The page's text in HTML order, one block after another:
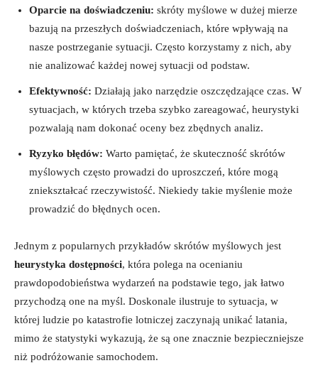
Oparcie na doświadczeniu: skróty myślowe w dużej mierze
bazują na przeszłych doświadczeniach, które wpływają na
nasze postrzeganie sytuacji. Często korzystamy z nich, aby
nie analizować każdej nowej sytuacji od podstaw.
Efektywność: Działają jako narzędzie oszczędzające czas. W
sytuacjach, w których trzeba szybko zareagować, heurystyki
pozwalają nam dokonać oceny bez zbędnych analiz.
Ryzyko błędów: Warto pamiętać, że skuteczność skrótów
myślowych często prowadzi do uproszczeń, które mogą
zniekształcać rzeczywistość. Niekiedy takie myślenie może
prowadzić do błędnych ocen.
Jednym z popularnych przykładów skrótów myślowych jest
heurystyka dostępności, która polega na ocenianiu
prawdopodobieństwa wydarzeń na podstawie tego, jak łatwo
przychodzą one na myśl. Doskonale ilustruje to sytuacja, w
której ludzie po katastrofie lotniczej zaczynają unikać latania,
mimo że statystyki wykazują, że są one znacznie bezpieczniejsze
niż podróżowanie samochodem.